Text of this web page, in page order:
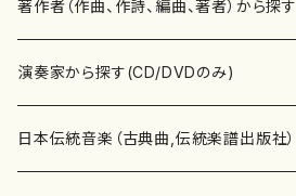
書籍
書籍
テキストブック
CD・DVD
チケット
邦楽器
箏・琴（ソロ）
箏・琴（合奏）
合唱
混声合唱
歌・声
著作者（作曲、作詩、編曲、著者）から探す
あ行
青木省三(アオキ ショウゾウ)
か行
演奏家から探す(CD/DVDのみ)
邦楽（箏、三味線、尺八等）演奏家
日本伝統音楽（古典曲,伝統楽譜出版社）